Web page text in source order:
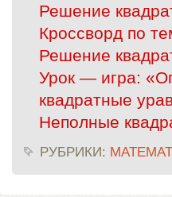
Решение
Кроссворд по
Решение
Урок — игра:
квадратные
Неполные
РУБРИКИ: